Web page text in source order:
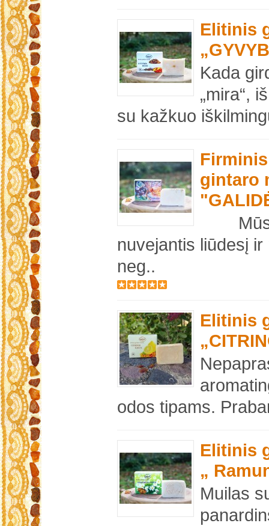
Elitinis
Kada
„mira“,
su kažkuo
gintaro
Mūsų
nuvejantis liūdesį
neg..
Elitinis
odos tipams.
Elitinis
„
Muilas